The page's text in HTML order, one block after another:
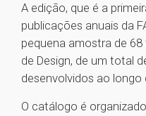
A edição, que é a
publicações anuais da
pequena amostra de
de Design, de um total
desenvolvidos ao longo
O catálogo é